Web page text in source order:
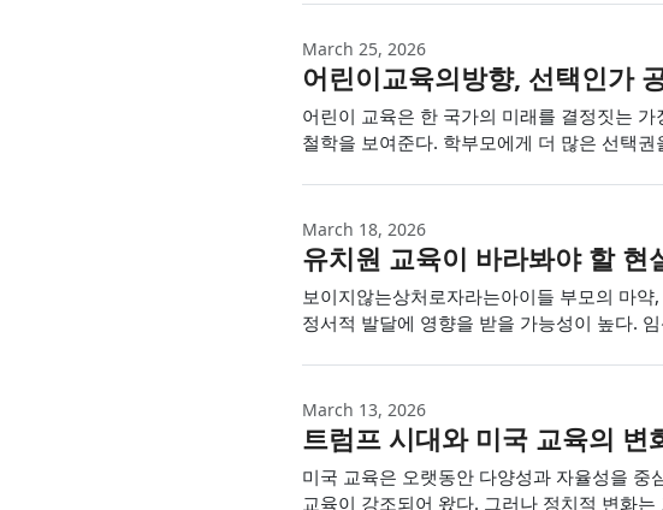
March 25, 2026
어린이교육의방향, 선택인가
어린이 교육은 한 국가의 미래를 결정짓는 가
철학을 보여준다. 학부모에게 더 많은 선택권
March 18, 2026
유치원 교육이 바라봐야 할 현
보이지않는상처로자라는아이들 부모의 마
정서적 발달에 영향을 받을 가능성이 높다.
March 13, 2026
트럼프 시대와 미국 교육의 변
미국 교육은 오랫동안 다양성과 자율성을
교육이 강조되어 왔다. 그러나 정치적 변화는